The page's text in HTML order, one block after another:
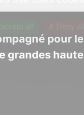
pour
grandes